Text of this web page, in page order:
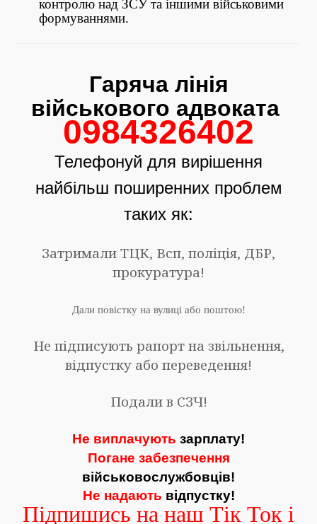
контролю над ЗСУ та іншими військовими
формуваннями.
Гаряча лінія
військового адвоката
0984326402
Телефонуй для вирішення
найбільш поширенних проблем
таких як:
Затримали ТЦК, Всп, поліція, ДБР,
прокуратура!
Дали повістку на вулиці або поштою!
Не підписують рапорт на звільнення,
відпустку або переведення!
Подали в СЗЧ!
Не виплачують зарплату!
Погане забезпечення
військовослужбовців!
Не надають відпустку!
Підпишись на наш Тік Ток і